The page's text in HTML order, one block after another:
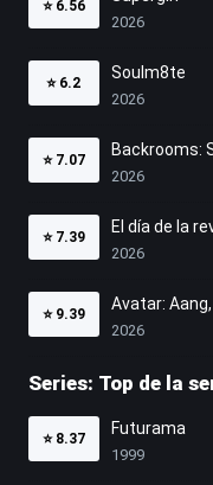
⭐ 6.56
2026
⭐ 6.2
Soulm8te
2026
⭐ 7.07
Backrooms:
2026
⭐ 7.39
El día de la
2026
⭐ 9.39
Avatar:
2026
Series: Top de la
⭐ 8.37
Futurama
1999